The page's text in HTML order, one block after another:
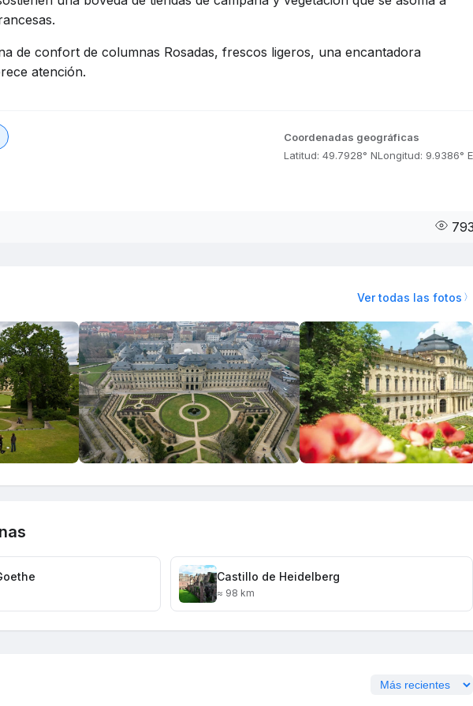
de confort de columnas Rosadas, frescos ligeros, una encantadora
atención.
Coordenadas geográficas
Latitud: 49.7928° NLongitud: 9.9386° E
Ver todas las fotos
Castillo de Heidelberg
≈ 98 km